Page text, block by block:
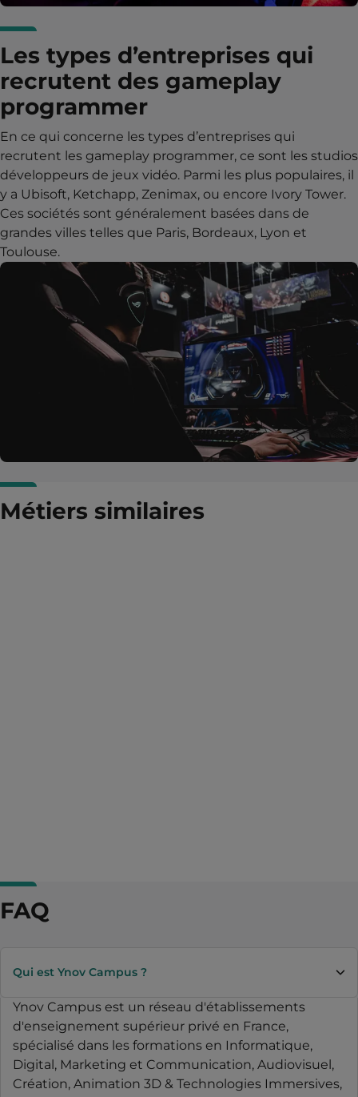
Les types d’entreprises qui
recrutent des gameplay
programmer
En ce qui concerne les types d’entreprises qui
recrutent les gameplay programmer, ce sont les studios
développeurs de jeux vidéo. Parmi les plus populaires, il
y a Ubisoft, Ketchapp, Zenimax, ou encore Ivory Tower.
Ces sociétés sont généralement basées dans de
grandes villes telles que Paris, Bordeaux, Lyon et
Toulouse.
Métiers similaires
FAQ
Qui est Ynov Campus ?
Ynov Campus est un réseau d'établissements
d'enseignement supérieur privé en France,
spécialisé dans les formations en Informatique,
Digital, Marketing et Communication, Audiovisuel,
Création, Animation 3D & Technologies Immersives,